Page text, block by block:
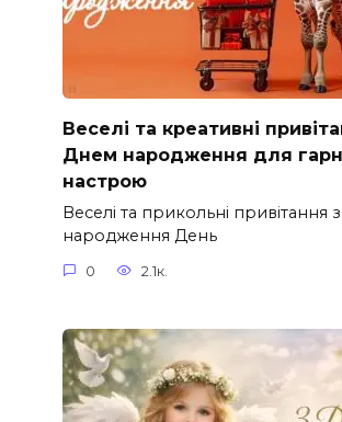
Веселі та креативні
Днем народження для
настрою
Веселі та прикольні привітання
народження День
0 2.1к.